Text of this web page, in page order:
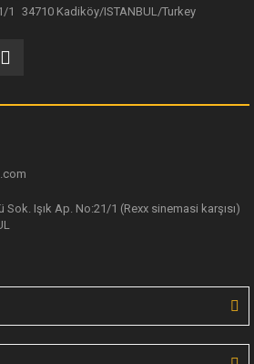
Cilt Temizleme Pedi 100 Adet/Paket
1 34710 Kadiköy/ISTANBUL/Turkey
Sok. Işık Ap. No:21/1 (Rexx sinemasi karşısı)